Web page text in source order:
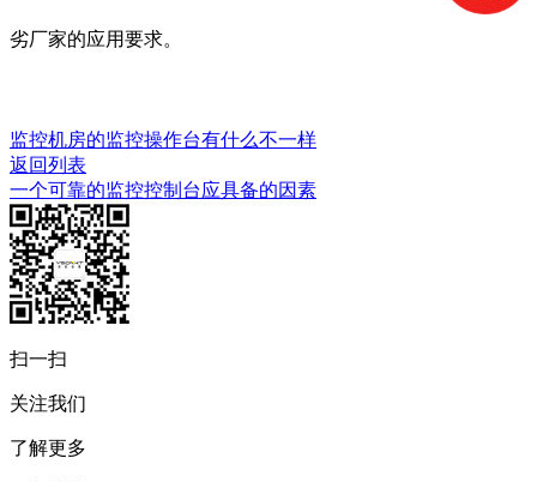
劣厂家的应用要求。
监控机房的监控操作台有什么不一样
返回列表
一个可靠的监控控制台应具备的因素
扫一扫
关注我们
了解更多